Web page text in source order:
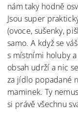
nám taky hodně
Jsou super
(ovoce, sušenky,
samo. A když se
s místními holuby
obsah udrží a nic
za jídlo popadané
maminek. Ty
si právě všechnu